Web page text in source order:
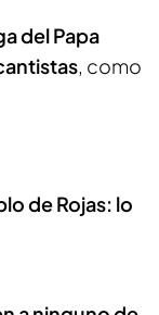
del Papa
, como
de Rojas: lo